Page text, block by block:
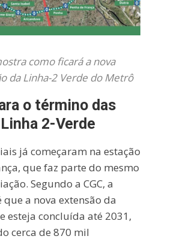
como ficará a nova
da Linha-2 Verde do Metrô
o término das
2-Verde
já começaram na estação
que faz parte do mesmo
Segundo a CGC, a
que a nova extensão da
esteja concluída até 2031,
cerca de 870 mil